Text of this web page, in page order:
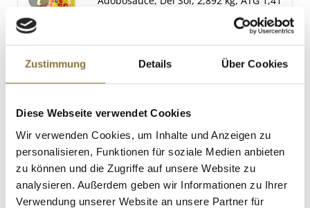
Zustimmung Details Über Cookies
Diese Webseite verwendet Cookies
Wir verwenden Cookies, um Inhalte und Anzeigen zu
personalisieren, Funktionen für soziale Medien anbieten
zu können und die Zugriffe auf unsere Website zu
analysieren. Außerdem geben wir Informationen zu Ihrer
Verwendung unserer Website an unsere Partner für
Salz
1.2 g
€ 18,01/ kg
St.
Banane mit Mango - Fruchtaufstrich,
225 g